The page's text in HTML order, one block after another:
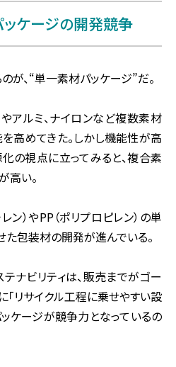
ケージの開発競争
が、“単一素材パッケージ”だ。
アルミ、ナイロンなど複数素材
高めてきた。しかし機能性が高
の視点に立ってみると、複合素
高い。
ン）やPP（ポリプロピレン）の単
包装材の開発が進んでいる。
ナビリティは、販売までがゴー
「リサイクル工程に乗せやすい設
ケージが競争力となっているの